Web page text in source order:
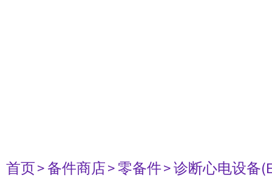
首页> 备件商店> 零备件> 诊断心电设备